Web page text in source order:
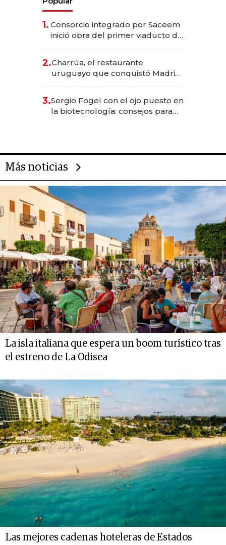
1. Consorcio integrado por Saceem
inició obra del primer viaducto de
millones
2.Charrúa, el restaurante
uruguayo que conquistó Madrid:
anticipación y prepara apertura
3.Sergio Fogel con el ojo puesto en
la biotecnología: consejos para
Más noticias
La isla italiana que espera un boom turístico tras
el estreno de La Odisea
Las mejores cadenas hoteleras de Estados